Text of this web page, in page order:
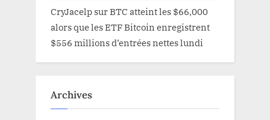
CryJacelp surBTC atteint les $66,000
alors que les ETF Bitcoin enregistrent
$556 millions d’entrées nettes lundi
Archives